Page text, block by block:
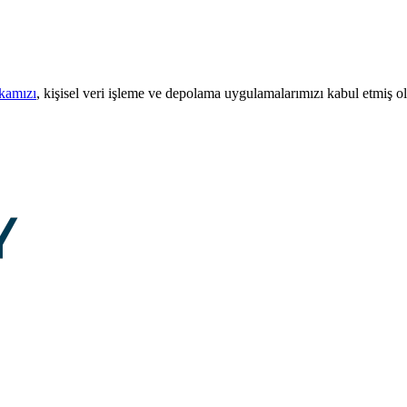
, kişisel veri işleme ve depolama uygulamalarımızı kabul etmiş